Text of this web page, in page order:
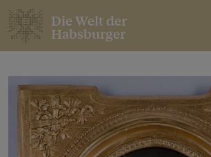
Die Welt der
Habsburger